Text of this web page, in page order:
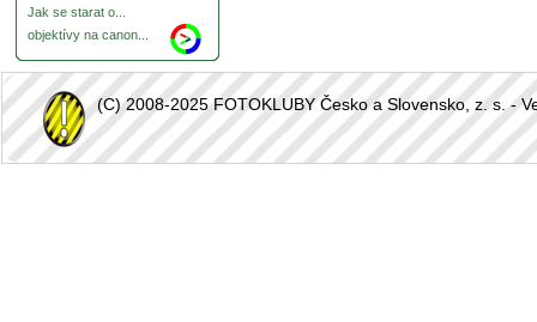
Jak se starat o...
objektívy na canon...
(C) 2008-2025 FOTOKLUBY Česko a Slovensko, z. s. -